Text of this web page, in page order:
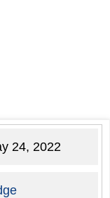
24, 2022